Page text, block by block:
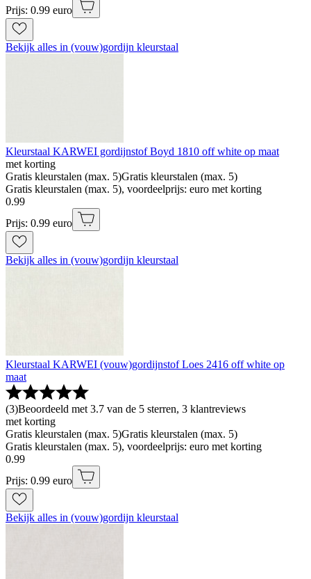
Prijs: 0.99 euro
Bekijk alles in (vouw)gordijn kleurstaal
Kleurstaal KARWEI gordijnstof Boyd 1810 off white op maat
met korting
Gratis kleurstalen (max. 5)Gratis kleurstalen (max. 5)
Gratis kleurstalen (max. 5), voordeelprijs: euro met korting
0.99
Prijs: 0.99 euro
Bekijk alles in (vouw)gordijn kleurstaal
Kleurstaal KARWEI (vouw)gordijnstof Loes 2416 off white op
maat
(3)Beoordeeld met 3.7 van de 5 sterren, 3 klantreviews
met korting
Gratis kleurstalen (max. 5)Gratis kleurstalen (max. 5)
Gratis kleurstalen (max. 5), voordeelprijs: euro met korting
0.99
Prijs: 0.99 euro
Bekijk alles in (vouw)gordijn kleurstaal